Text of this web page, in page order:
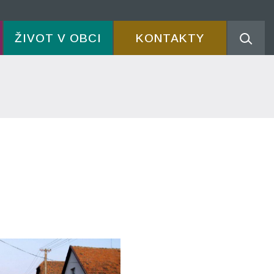
ŽIVOT V OBCI KONTAKTY